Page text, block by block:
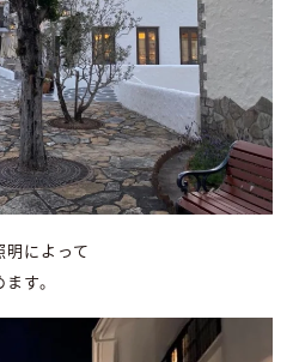
によって
す。